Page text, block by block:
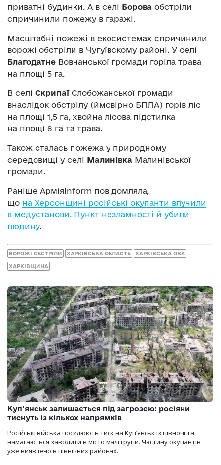
приватні будинки. А в селі Борова обстріли
спричинили пожежу в гаражі.
Масштабні пожежі в екосистемах спричинили
ворожі обстріли в Чугуївскому районі. У селі
Благодатне Вовчанської громади горіла трава
на площі 5 га.
В селі СкрипаїСлобожанської громади
внаслідок обстрілу (ймовірно БПЛА) горів ліс
на площі 1,5 га, хвойна лісова підстилка
на площі 8 га та трава.
Також сталась пожежа у природному
середовищі у селі Малинівка Малинівської
громади.
Раніше АрміяInform повідомляла,
що на Херсонщині російські окупанти влучили
в медустанови, Пункт незламності й убили
людину.
ВОРОЖІ ОБСТРІЛИ ХАРКІВСЬКА ОБЛАСТЬ ХАРКІВСЬКА ОВА
ХАРКІВЩИНА
Куп’янськ залишається під загрозою: росіяни
тиснуть із кількох напрямків
Російські війська посилюють тиск на Куп’янськ із півночі та
намагаються заводити в місто малі групи. Частину окупантів
уже виявлено в північних районах.